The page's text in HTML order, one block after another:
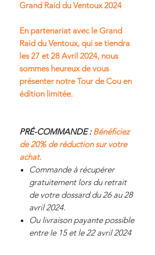
Grand Raid du Ventoux 2024
En partenariat avec le Grand
Raid du Ventoux, qui se tiendra
les 27 et 28 Avril 2024, nous
sommes heureux de vous
présenter notre Tour de Cou en
édition limitée.
PRÉ-COMMANDE :Bénéficiez
de 20% de réduction sur votre
achat.
Commande à récupérer
gratuitement lors du retrait
de votre dossard du 26 au 28
avril 2024.
Ou livraison payante possible
entre le 15 et le 22 avril 2024